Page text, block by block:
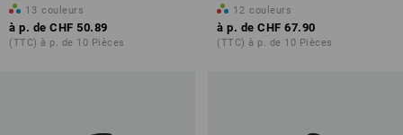
13 couleurs
à p. de CHF 50.89
(TTC) à p. de 10 Pièces
12 couleurs
à p. de CHF 67.90
(TTC) à p. de 10 Pièces